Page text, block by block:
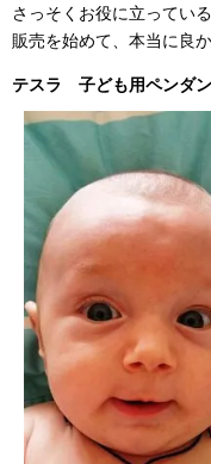
さっそくお役に立ってい
販売を始めて、本当に良
テスラ 子ども用ペンダ